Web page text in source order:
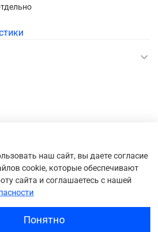
наш сайт, вы даете согласие
cookie, которые обеспечивают
сайта и соглашаетесь с нашей
Понятно